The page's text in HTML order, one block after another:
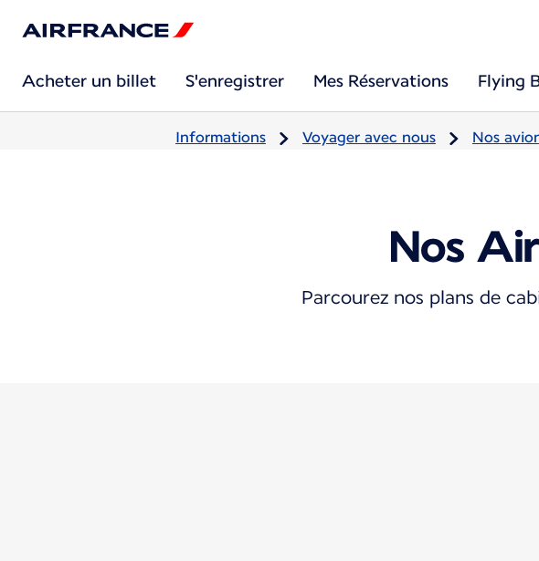
Acheter un billet S'enregistrer Mes Réservations Flying
Informations Voyager avec nous Nos
Nos
Parcourez nos plans de